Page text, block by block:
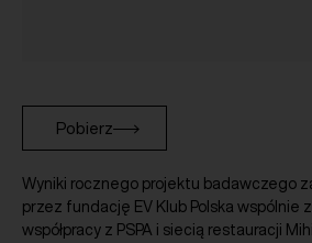
Pobierz
Wyniki rocznego projektu badawczego
przez fundację EV Klub Polska wspólnie
współpracy z PSPA i siecią restauracji